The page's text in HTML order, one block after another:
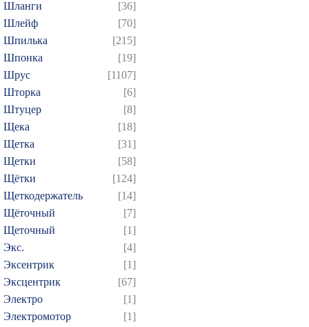
Шланги
[36]
Шлейф
[70]
Шпилька
[215]
Шпонка
[19]
Шрус
[1107]
Шторка
[6]
Штуцер
[8]
Щека
[18]
Щетка
[31]
Щетки
[58]
Щётки
[124]
Щеткодержатель
[14]
Щёточный
[7]
Щеточный
[1]
Экс.
[4]
Эксентрик
[1]
Эксцентрик
[67]
Электро
[1]
Электромотор
[1]